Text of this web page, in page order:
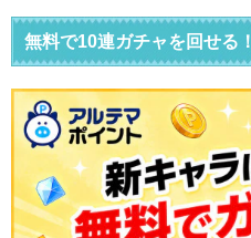
無料で10連ガチャを回せる！